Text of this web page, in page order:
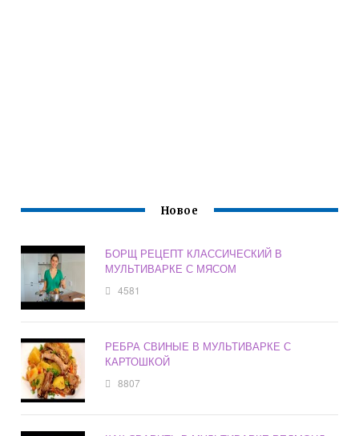
Новое
БОРЩ РЕЦЕПТ КЛАССИЧЕСКИЙ В
МУЛЬТИВАРКЕ С МЯСОМ
4581
РЕБРА СВИНЫЕ В МУЛЬТИВАРКЕ С
КАРТОШКОЙ
8807